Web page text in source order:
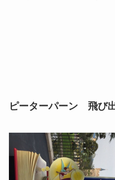
ピーターパーン 飛び